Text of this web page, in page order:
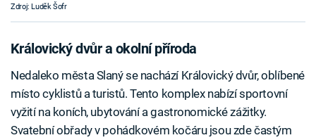
Zdroj: Luděk Šofr
Královický dvůr a okolní příroda
Nedaleko města Slaný se nachází Královický dvůr, oblíbené
místo cyklistů a turistů. Tento komplex nabízí sportovní
vyžití na koních, ubytování a gastronomické zážitky.
Svatební obřady v pohádkovém kočáru jsou zde častým